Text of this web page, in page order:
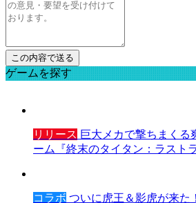
ゲームを探す
リリース 巨大メカで撃ちまくる
ーム『終末のタイタン：ラスト
コラボ ついに虎王＆影虎が来た